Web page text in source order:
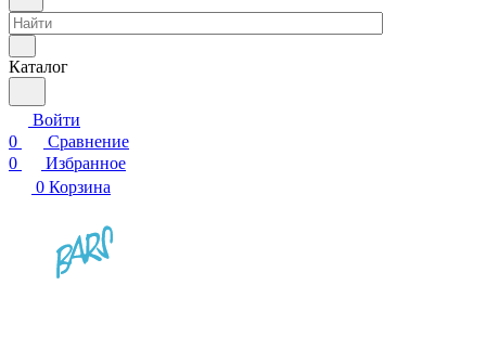
Каталог
Войти
0
Сравнение
0
Избранное
0 Корзина